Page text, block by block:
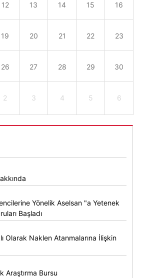
12 13 14 15 16
19 20 21 22 23
26 27 28 29 30
2 3 4 5 6
Yönelik Aselsan "a Yetenek
Başladı
Olarak Naklen Atanmalarına İlişkin
Araştırma Bursu